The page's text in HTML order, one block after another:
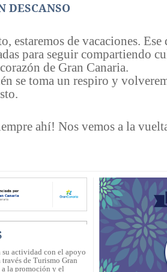
DESCANSO
estaremos de vacaciones.
para seguir compartiendo
de Gran Canaria.
se toma un respiro y
ahí! Nos vemos a la
actividad con el apoyo
de Turismo Gran
la promoción y el